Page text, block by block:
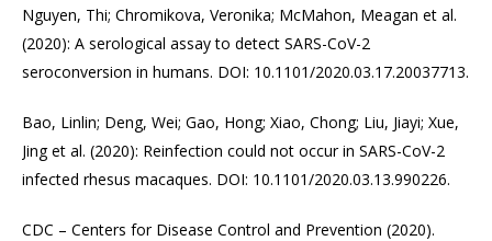
Nguyen, Thi; Chromikova, Veronika; McMahon, Meagan et al.
(2020): A serological assay to detect SARS-CoV-2
seroconversion in humans. DOI: 10.1101/2020.03.17.20037713.
Bao, Linlin; Deng, Wei; Gao, Hong; Xiao, Chong; Liu, Jiayi; Xue,
Jing et al. (2020): Reinfection could not occur in SARS-CoV-2
infected rhesus macaques. DOI: 10.1101/2020.03.13.990226.
CDC – Centers for Disease Control and Prevention (2020).